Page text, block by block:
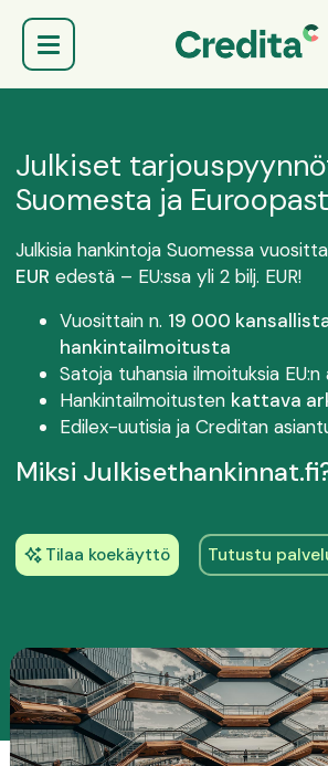
Julkiset
Suomesta ja
Julkisia hankintoja Suomessa
EUR edestä – EU:ssa yli 2 bilj. EUR!
Vuosittain n. 19 000
hankintailmoitusta
Satoja tuhansia ilmoituksia
Hankintailmoitusten kattava
Edilex-uutisia ja Creditan
Miksi
Tilaa koekäyttö Tutustu